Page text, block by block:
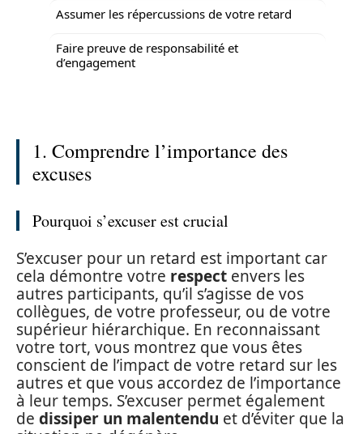
Assumer les répercussions de votre retard
Faire preuve de responsabilité et
d’engagement
1. Comprendre l’importance des
excuses
Pourquoi s’excuser est crucial
S’excuser pour un retard est important car
cela démontre votre respect envers les
autres participants, qu’il s’agisse de vos
collègues, de votre professeur, ou de votre
supérieur hiérarchique. En reconnaissant
votre tort, vous montrez que vous êtes
conscient de l’impact de votre retard sur les
autres et que vous accordez de l’importance
à leur temps. S’excuser permet également
de dissiper un malentendu et d’éviter que la